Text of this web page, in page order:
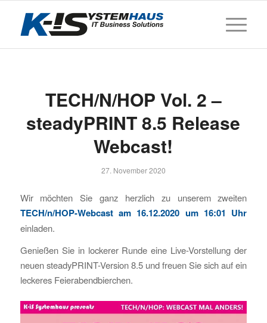
TECH/N/HOP Vol. 2 –
steadyPRINT 8.5 Release
Webcast!
27. November 2020
Wir möchten Sie ganz herzlich zu unserem zweiten
TECH/n/HOP-Webcast am 16.12.2020 um 16:01 Uhr
einladen.
Genießen Sie in lockerer Runde eine Live-Vorstellung der
neuen steadyPRINT-Version 8.5 und freuen Sie sich auf ein
leckeres Feierabendbierchen.